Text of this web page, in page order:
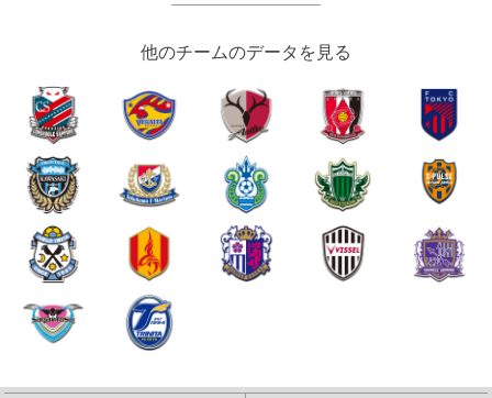
他のチームのデータを見る